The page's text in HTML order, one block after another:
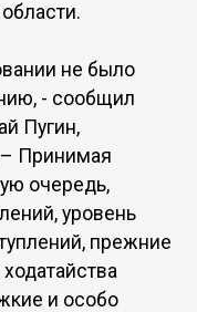
не было
- сообщил
Пугин,
– Принимая
очередь,
уровень
прежние
и особо